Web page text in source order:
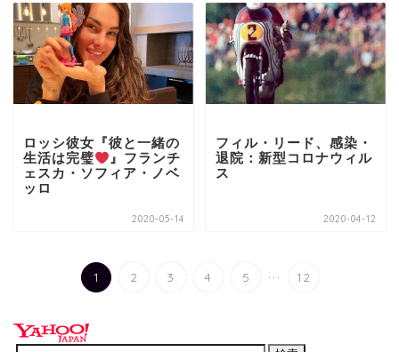
ロッシ彼女『彼と一緒の
生活は完璧
』フランチ
ェスカ・ソフィア・ノベ
ッロ
2020-05-14
フィル・リード、感染・
退院：新型コロナウィル
ス
2020-04-12
1 2 3 4 5 ... 12